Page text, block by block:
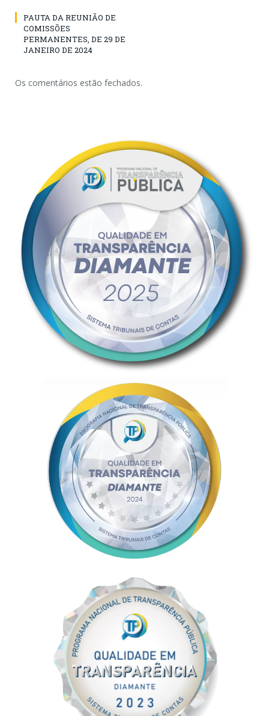
PAUTA DA REUNIÃO DE
COMISSÕES
PERMANENTES, DE 29 DE
JANEIRO DE 2024
Os comentários estão fechados.